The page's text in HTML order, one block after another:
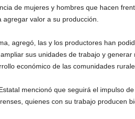
de mujeres y hombres que hacen
valor a su producción.
agregó, las y los productores han
sus unidades de trabajo y generar
económico de las comunidades
mencionó que seguirá el impulso
quienes con su trabajo producen